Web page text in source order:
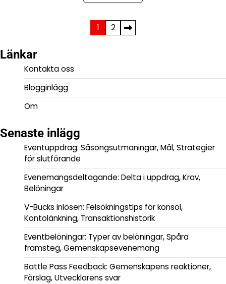
pagination
1 2
Länkar
Kontakta oss
Blogginlägg
Om
Senaste inlägg
Eventuppdrag: Säsongsutmaningar, Mål, Strategier
för slutförande
Evenemangsdeltagande: Delta i uppdrag, Krav,
Belöningar
V-Bucks inlösen: Felsökningstips för konsol,
Kontolänkning, Transaktionshistorik
Eventbelöningar: Typer av belöningar, Spåra
framsteg, Gemenskapsevenemang
Battle Pass Feedback: Gemenskapens reaktioner,
Förslag, Utvecklarens svar